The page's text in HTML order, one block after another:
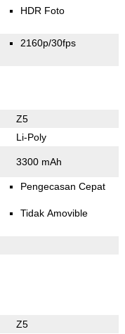
HDR Foto
2160p/30fps
Z5
Li-Poly
3300 mAh
Pengecasan Cepat
Tidak Amovible
Z5